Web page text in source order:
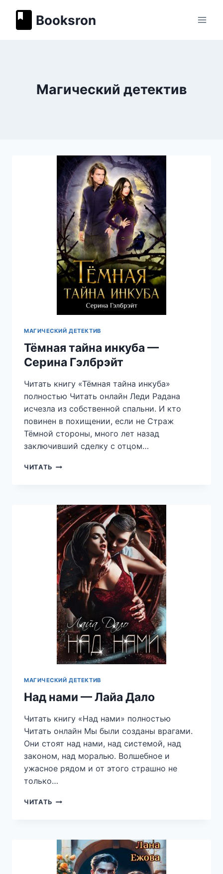
содержимому
Booksron
Магический детектив
МАГИЧЕСКИЙ ДЕТЕКТИВ
Тёмная тайна инкуба —
Серина Гэлбрэйт
Читать книгу «Тёмная тайна инкуба»
полностью Читать онлайн Леди Радана
исчезла из собственной спальни. И кто
повинен в похищении, если не Страж
Тёмной стороны, много лет назад
заключивший сделку с отцом…
ЧИТАТЬ ТЁМНАЯ
СЕРИНА
ГЭЛБРЭЙТ
МАГИЧЕСКИЙ ДЕТЕКТИВ
Над нами — Лайа Дало
Читать книгу «Над нами» полностью
Читать онлайн Мы были созданы врагами.
Они стоят над нами, над системой, над
законом, над моралью. Волшебное и
ужасное рядом и от этого страшно не
только…
ЧИТАТЬ НАД
ДАЛО